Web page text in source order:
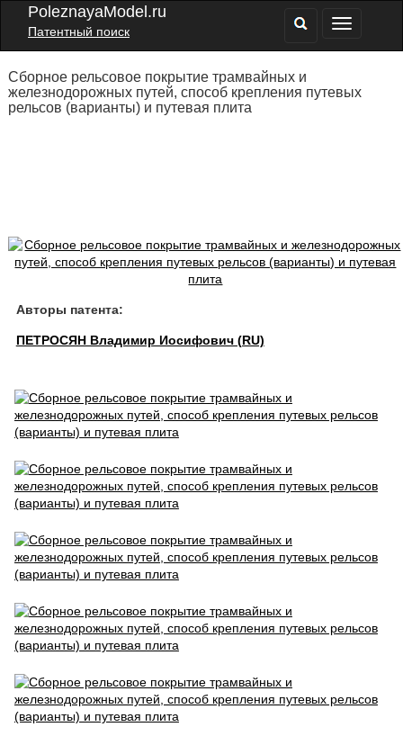
PoleznayaModel.ru
Патентный поиск
Сборное рельсовое покрытие трамвайных и
железнодорожных путей, способ крепления путевых
рельсов (варианты) и путевая плита
Авторы патента:
ПЕТРОСЯН Владимир Иосифович (RU)